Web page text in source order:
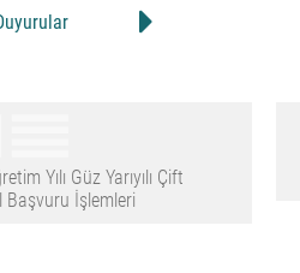
Yılı Güz Yarıyılı Çift
İşlemleri